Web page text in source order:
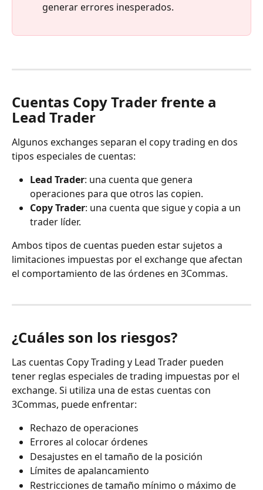
generar errores inesperados.
Cuentas Copy Trader frente a
Lead Trader
Algunos exchanges separan el copy trading en dos
tipos especiales de cuentas:
Lead Trader: una cuenta que genera
operaciones para que otros las copien.
Copy Trader: una cuenta que sigue y copia a un
trader líder.
Ambos tipos de cuentas pueden estar sujetos a
limitaciones impuestas por el exchange que afectan
el comportamiento de las órdenes en 3Commas.
¿Cuáles son los riesgos?
Las cuentas Copy Trading y Lead Trader pueden
tener reglas especiales de trading impuestas por el
exchange. Si utiliza una de estas cuentas con
3Commas, puede enfrentar:
Rechazo de operaciones
Errores al colocar órdenes
Desajustes en el tamaño de la posición
Límites de apalancamiento
Restricciones de tamaño mínimo o máximo de